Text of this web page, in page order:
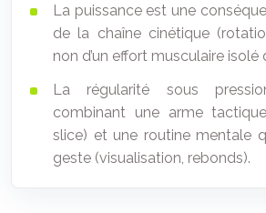
La puissance est une
de la chaîne cinétique
non d’un effort musculaire isolé
La régularité sous
combinant une arme
slice) et une routine mentale
geste (visualisation, rebonds).